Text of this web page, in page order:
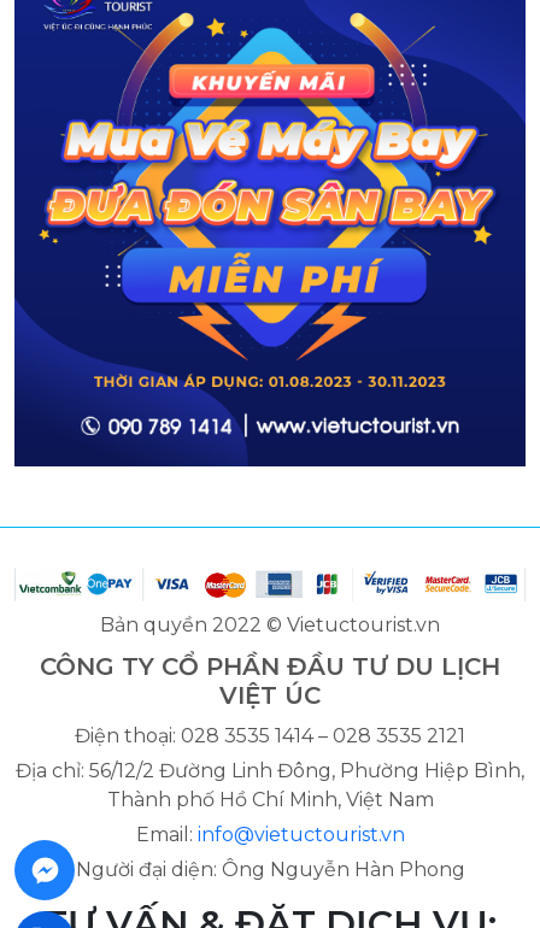
Bản quyền 2022 © Vietuctourist.vn
CÔNG TY CỔ PHẦN ĐẦU TƯ DU LỊCH
VIỆT ÚC
Điện thoại: 028 3535 1414 – 028 3535 2121
Địa chỉ: 56/12/2 Đường Linh Đông, Phường Hiệp Bình,
Thành phố Hồ Chí Minh, Việt Nam
Email: info@vietuctourist.vn
Người đại diện: Ông Nguyễn Hàn Phong